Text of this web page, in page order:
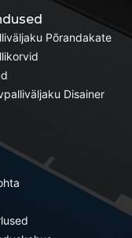
Põrandakate
Disainer